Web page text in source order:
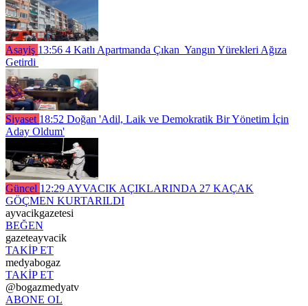
Asayiş 13:56 4 Katlı Apartmanda Çıkan Yangın Yürekleri Ağıza
Getirdi
Siyaset 18:52 Doğan 'Adil, Laik ve Demokratik Bir Yönetim İçin
Aday Oldum'
Güncel 12:29 AYVACIK AÇIKLARINDA 27 KAÇAK
GÖÇMEN KURTARILDI
ayvacikgazetesi
BEĞEN
gazeteayvacik
TAKİP ET
medyabogaz
TAKİP ET
@bogazmedyatv
ABONE OL